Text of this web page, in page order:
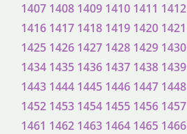
1407 1408 1409 1410 1411 1412
1416 1417 1418 1419 1420 1421
1425 1426 1427 1428 1429 1430
1434 1435 1436 1437 1438 1439
1443 1444 1445 1446 1447 1448
1452 1453 1454 1455 1456 1457
1461 1462 1463 1464 1465 1466